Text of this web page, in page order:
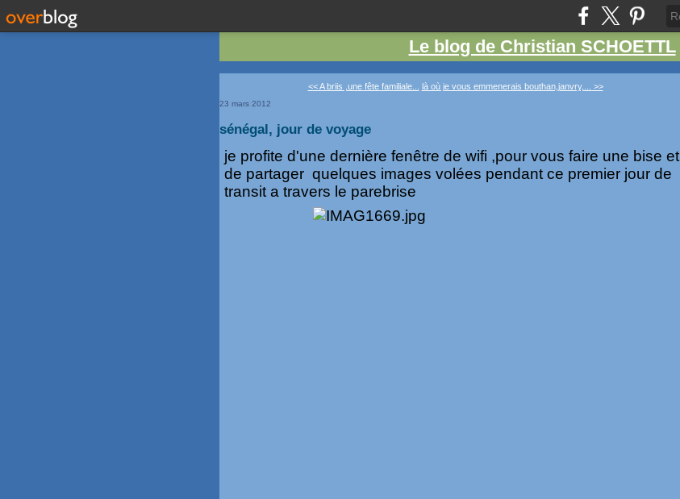
Le blog de Christian SCHOETTL
<< A briis ,une fête familiale... là où je vous emmenerais bouthan,janvry,... >>
23 mars 2012
sénégal, jour de voyage
je profite d'une dernière fenêtre de wifi ,pour vous faire une bise et
de partager quelques images volées pendant ce premier jour de
transit a travers le parebrise